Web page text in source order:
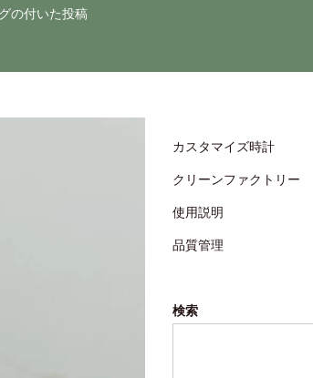
の付いた投稿
カスタマイズ時計
クリーンファクトリー
使用説明
品質管理
検索